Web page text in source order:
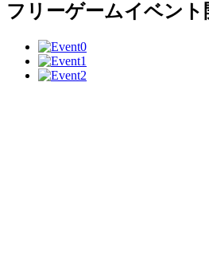
フリーゲームイベント